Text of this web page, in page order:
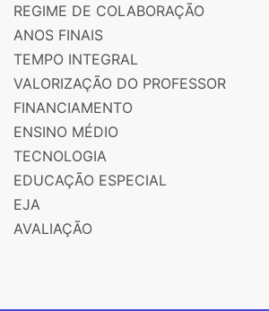
REGIME DE COLABORAÇÃO
ANOS FINAIS
TEMPO INTEGRAL
VALORIZAÇÃO DO PROFESSOR
FINANCIAMENTO
ENSINO MÉDIO
TECNOLOGIA
EDUCAÇÃO ESPECIAL
EJA
AVALIAÇÃO